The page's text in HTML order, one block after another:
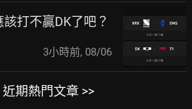
打不贏DK了吧？
3小時前, 08/06
近期熱門文章 >>